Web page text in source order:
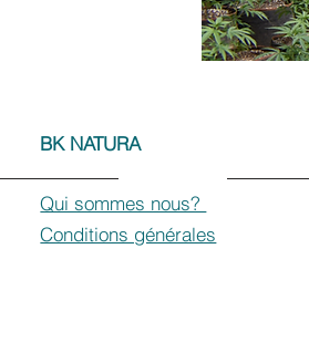
BK NATURA
Qui sommes nous?
Conditions générales